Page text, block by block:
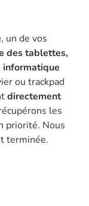
, un de vos
des tablettes,
informatique
ou trackpad
directement
les
priorité. Nous
terminée.